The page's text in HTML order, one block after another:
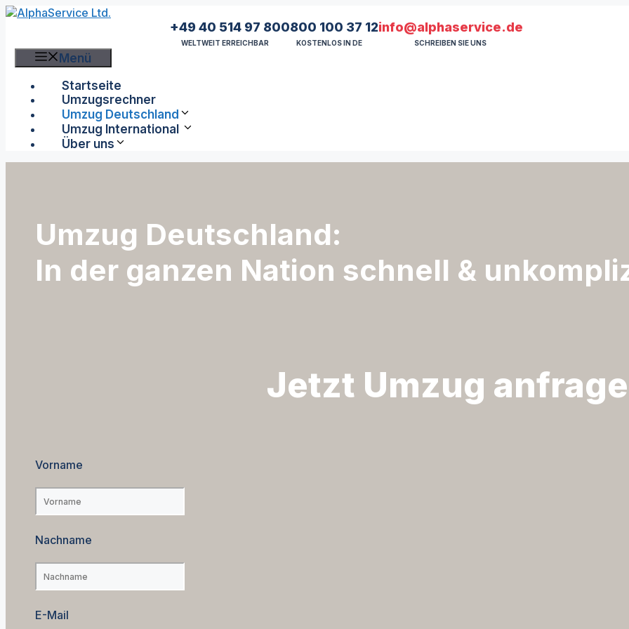
Zum
+49 40 514 97 80
WELTWEIT ERREICHBAR
0800 100 37 12
KOSTENLOS IN DE
info@alphaservice.de
SCHREIBEN SIE UNS
Menü
Startseite
Umzugsrechner
Umzug Deutschland
Umzug International
Über uns
Umzug Deutschland:
In der ganzen Nation schnell &
Jetzt Umzug
Vorname
Nachname
E-Mail